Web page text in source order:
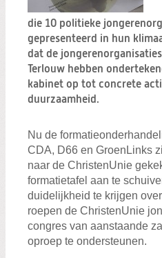
Zoeken:
die 10 politieke
gepresenteerd in hun
dat de
Terlouw hebben
kabinet op tot concrete
duurzaamheid.
Nu de
CDA, D66 en GroenLinks
naar de ChristenUnie
formatietafel aan te
duidelijkheid te krijgen
roepen de ChristenUnie
congres van aanstaande
oproep te ondersteunen.